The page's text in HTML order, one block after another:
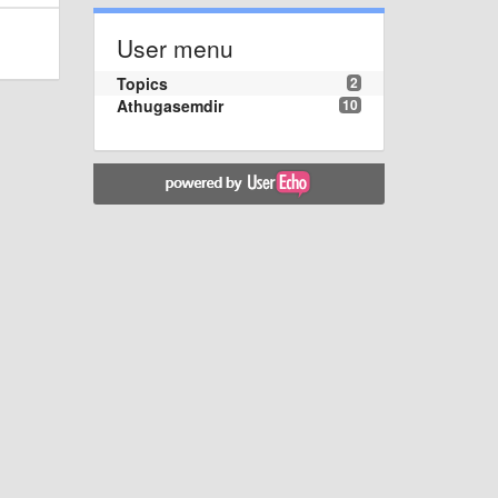
User menu
2
Topics
10
Athugasemdir